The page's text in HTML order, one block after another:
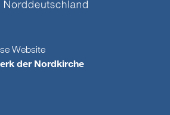
Website
der Nordkirche